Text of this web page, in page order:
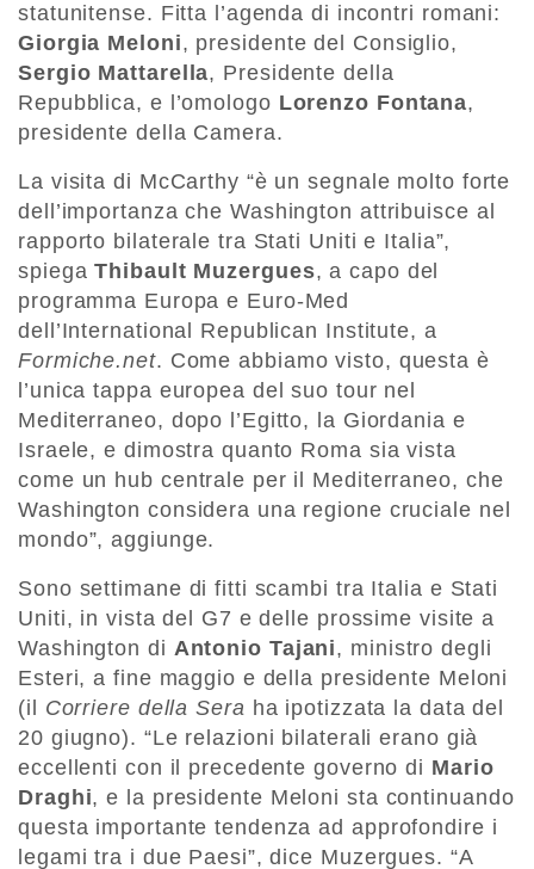
statunitense. Fitta l’agenda di incontri romani:
Giorgia Meloni, presidente del Consiglio,
Sergio Mattarella, Presidente della
Repubblica, e l’omologo Lorenzo Fontana,
presidente della Camera.
La visita di McCarthy “è un segnale molto forte
dell’importanza che Washington attribuisce al
rapporto bilaterale tra Stati Uniti e Italia”,
spiegaThibault Muzergues, a capo del
programma Europa e Euro-Med
dell’International Republican Institute, a
Formiche.net. Come abbiamo visto, questa è
l’unica tappa europea del suo tour nel
Mediterraneo, dopo l’Egitto, la Giordania e
Israele, e dimostra quanto Roma sia vista
come un hub centrale per il Mediterraneo, che
Washington considera una regione cruciale nel
mondo”, aggiunge.
Sono settimane di fitti scambi tra Italia e Stati
Uniti, in vista del G7 e delle prossime visite a
Washington di Antonio Tajani, ministro degli
Esteri, a fine maggio e della presidente Meloni
(il Corriere della Sera ha ipotizzata la data del
20 giugno). “Le relazioni bilaterali erano già
eccellenti con il precedente governo di Mario
Draghi, e la presidente Meloni sta continuando
questa importante tendenza ad approfondire i
legami tra i due Paesi”, dice Muzergues. “A